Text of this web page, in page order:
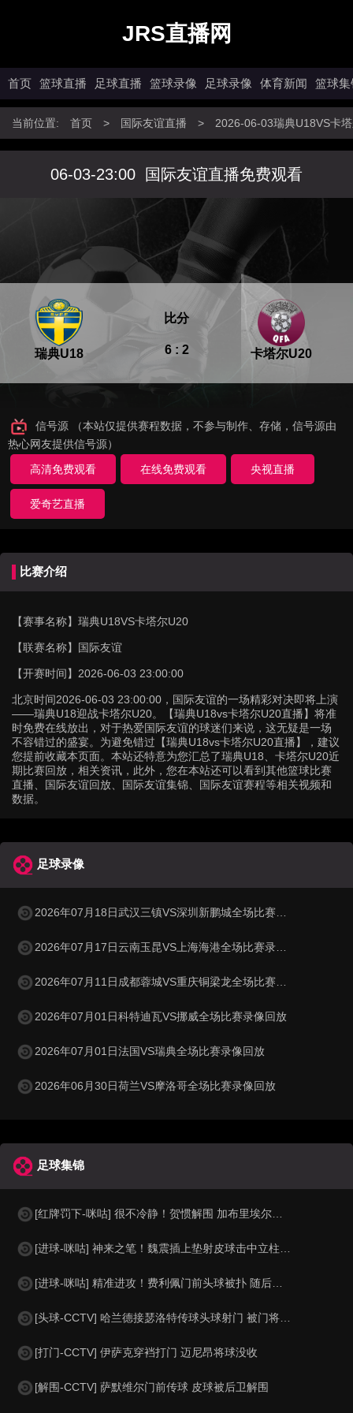
JRS直播网
首页 篮球直播 足球直播 篮球录像 足球录像 体育新闻 篮球集
当前位置: 首页 > 国际友谊直播 > 2026-06-03瑞典U18VS卡
06-03-23:00 国际友谊直播免费观看
瑞典U18 6 : 2
比分
卡塔尔U20
信号源 （本站仅提供赛程数据，不参与制作、存储，信号源由
热心网友提供信号源）
高清免费观看
在线免费观看 央视直播
爱奇艺直播
比赛介绍
【赛事名称】 瑞典U18VS卡塔尔U20
【联赛名称】 国际友谊
【开赛时间】 2026-06-03 23:00:00
北京时间2026-06-03 23:00:00，国际友谊的一场精彩对决即将上演
——瑞典U18迎战卡塔尔U20。【瑞典U18vs卡塔尔U20直播】将准
时免费在线放出，对于热爱国际友谊的球迷们来说，这无疑是一场
不容错过的盛宴。为避免错过【瑞典U18vs卡塔尔U20直播】，建议
您提前收藏本页面。本站还特意为您汇总了瑞典U18、卡塔尔U20近
期比赛回放，相关资讯，此外，您在本站还可以看到其他篮球比赛
直播、国际友谊回放、国际友谊集锦、国际友谊赛程等相关视频和
数据。
足球录像
2026年07月18日武汉三镇VS深圳新鹏城全场比赛录像回放
2026年07月17日云南玉昆VS上海海港全场比赛录像回放
2026年07月11日成都蓉城VS重庆铜梁龙全场比赛录像回放
2026年07月01日科特迪瓦VS挪威全场比赛录像回放
2026年07月01日法国VS瑞典全场比赛录像回放
2026年06月30日荷兰VS摩洛哥全场比赛录像回放
足球集锦
[红牌罚下-咪咕] 很不冷静！贺惯解围 加布里埃尔亮鞋钉染红
[进球-咪咕] 神来之笔！魏震插上垫射皮球击中立柱弹入网窝
[进球-咪咕] 精准进攻！费利佩门前头球被扑 随后补射破门
[头球-CCTV] 哈兰德接瑟洛特传球头球射门 被门将没收
[打门-CCTV] 伊萨克穿裆打门 迈尼昂将球没收
[解围-CCTV] 萨默维尔门前传球 皮球被后卫解围